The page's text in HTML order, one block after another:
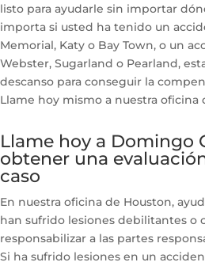
listo para ayudarle sin importar
importa si usted ha tenido un
Memorial, Katy o Bay Town, o un
Webster, Sugarland o Pearland,
descanso para conseguir la
Llame hoy mismo a nuestra oficina
Llame hoy a Domingo
obtener una
caso
En nuestra oficina de Houston,
han sufrido lesiones debilitantes o
responsabilizar a las partes
Si ha sufrido lesiones en un